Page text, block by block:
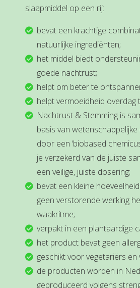
slaapmiddel op een rij:
bevat een krachtige
natuurlijke ingrediënten;
het middel biedt
goede nachtrust;
helpt om beter te
helpt vermoeidheid overdag
Nachtrust & Stemming is
basis van
door een ‘biobased
je verzekerd van de juiste
een veilige, juiste dosering;
bevat een kleine
geen verstorende werking
waakritme;
verpakt in een plantaardige
het product bevat geen
geschikt voor vegetariërs en
de producten worden in
geproduceerd volgens